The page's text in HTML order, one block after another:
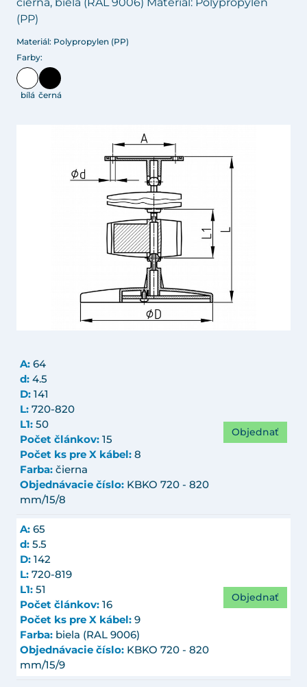
(PP)
Materiál: Polypropylen (PP)
Farby:
bílá černá
A: 64
d: 4.5
D: 141
L: 720-820
L1: 50
Počet článkov: 15
Počet ks pre X kábel: 8
Farba: čierna
Objednávacie číslo: KBKO 720 - 820
mm/15/8
Objednať
A: 65
d: 5.5
D: 142
L: 720-819
L1: 51
Počet článkov: 16
Počet ks pre X kábel: 9
Farba: biela (RAL 9006)
Objednávacie číslo: KBKO 720 - 820
mm/15/9
Objednať